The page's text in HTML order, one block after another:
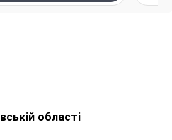
області